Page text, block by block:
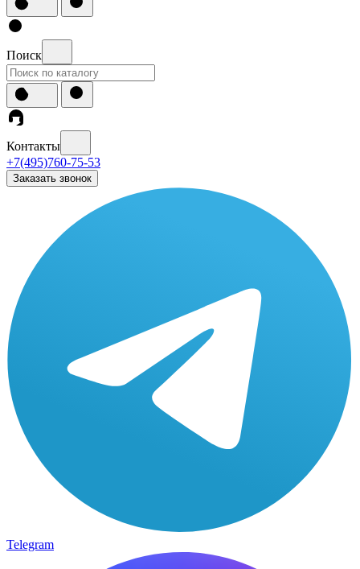
Поиск
Контакты
+7(495)760-75-53
Заказать звонок
Telegram